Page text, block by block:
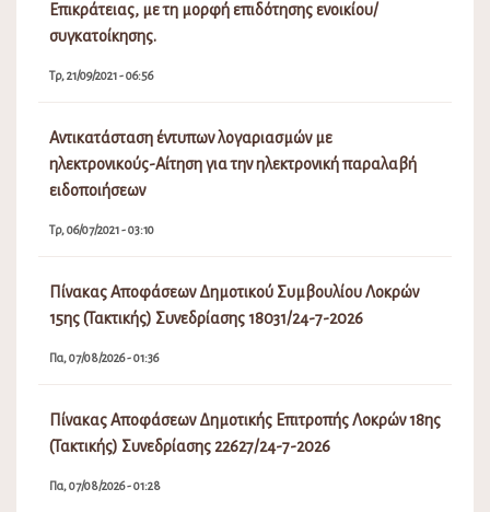
Επικράτειας, με τη μορφή επιδότησης ενοικίου/
συγκατοίκησης.
Τρ, 21/09/2021 - 06:56
Αντικατάσταση έντυπων λογαριασμών με
ηλεκτρονικούς-Αίτηση για την ηλεκτρονική παραλαβή
ειδοποιήσεων
Τρ, 06/07/2021 - 03:10
Πίνακας Αποφάσεων Δημοτικού Συμβουλίου Λοκρών
15ης (Τακτικής) Συνεδρίασης 18031/24-7-2026
Πα, 07/08/2026 - 01:36
Πίνακας Αποφάσεων Δημοτικής Επιτροπής Λοκρών 18ης
(Τακτικής) Συνεδρίασης 22627/24-7-2026
Πα, 07/08/2026 - 01:28